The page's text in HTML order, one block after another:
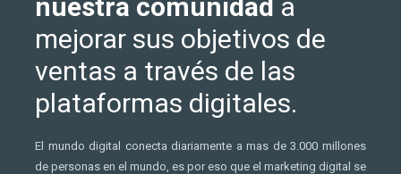
nuestra comunidad a
mejorar sus objetivos de
ventas a través de las
plataformas digitales.
El mundo digital conecta diariamente a mas de 3.000 millones
de personas en el mundo, es por eso que el marketing digital se